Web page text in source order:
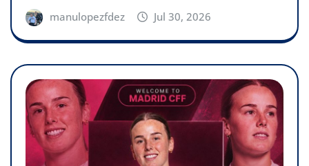
manulopezfdez Jul 30, 2026